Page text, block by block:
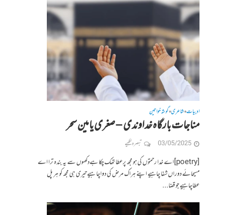
ادبیات•شاعری•گوشہ خواتین
مناجات بارگاہ خداوندی – صغری یامین سحر
03/05/2025 تبصرہ لکھیے
[poetry]اے خدا رحمتوں کی ہو مجھ پرعطا تھک چکا ہےدکھوں سے یہ بندہ ترا اے
مسیحائے دوراں شفا چاہیے اپنے ہراک مرض کی دواچا ہیے تیری ہی مجھ کو ہر پل
عطاچاہیے جو قضا...